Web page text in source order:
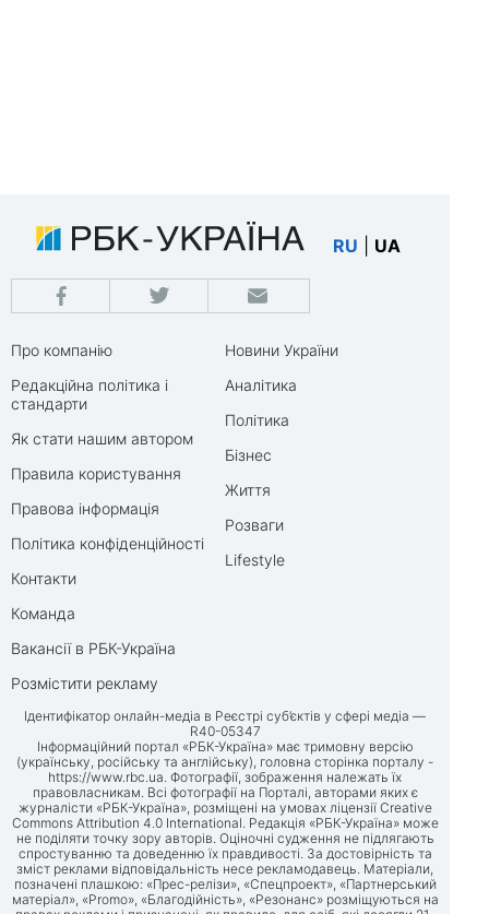
RU UA
Про компанію
Редакційна політика і
стандарти
Як стати нашим автором
Правила користування
Правова інформація
Політика конфіденційності
Контакти
Команда
Вакансії в РБК-Україна
Розмістити рекламу
Новини України
Аналітика
Політика
Бізнес
Життя
Розваги
Lifestyle
Ідентифікатор онлайн-медіа в Реєстрі суб’єктів у сфері медіа —
R40-05347
Інформаційний портал «РБК-Україна» має тримовну версію
(українську, російську та англійську), головна сторінка порталу -
https://www.rbc.ua. Фотографії, зображення належать їх
правовласникам. Всі фотографії на Порталі, авторами яких є
журналісти «РБК-Україна», розміщені на умовах ліцензії Creative
Commons Attribution 4.0 International. Редакція «РБК-Україна» може
не поділяти точку зору авторів. Оціночні судження не підлягають
спростуванню та доведенню їх правдивості. За достовірність та
зміст реклами відповідальність несе рекламодавець. Матеріали,
позначені плашкою: «Прес-релізи», «Спецпроект», «Партнерський
матеріал», «Promo», «Благодійність», «Резонанс» розміщуються на